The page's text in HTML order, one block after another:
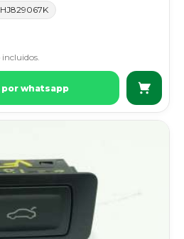
incluidos.
whatsapp